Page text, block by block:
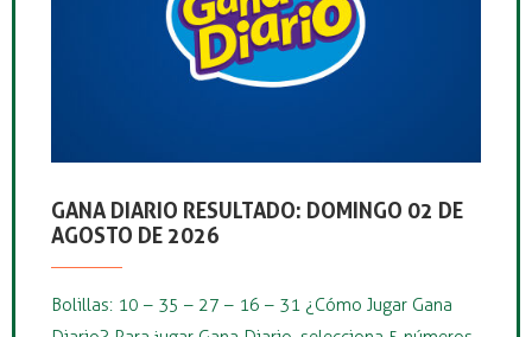
GANA DIARIO RESULTADO: DOMINGO 02 DE
AGOSTO DE 2026
Bolillas: 10 – 35 – 27 – 16 – 31 ¿Cómo Jugar Gana